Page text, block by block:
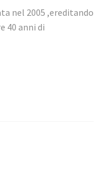
nel 2005 ,ereditando
40 anni di